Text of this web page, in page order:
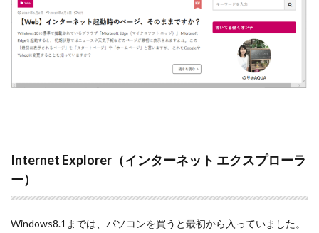
Internet Explorer（インターネット エクスプローラ
ー）
Windows8.1までは、パソコンを買うと最初から入っていました。